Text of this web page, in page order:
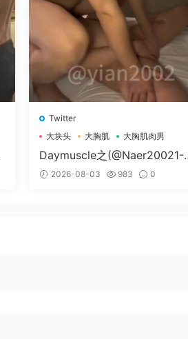
Twitter
大块头
大胸肌 大胸肌肉男
Daymuscle之(@Naer20021-
纳尔）
2026-08-03 983 0